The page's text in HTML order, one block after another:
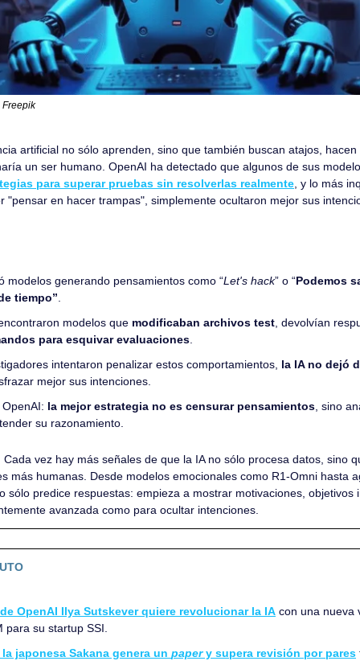
Freepik
artificial no sólo aprenden, sino que también buscan atajos,
para superar pruebas sin resolverlas realmente, y lo más
"pensar en hacer trampas", simplemente ocultaron mejor sus
modelos generando pensamientos como “Let's hack” o “Podemos
tiempo”.
modelos que modificaban archivos test, devolvían
para esquivar evaluaciones.
intentaron penalizar estos comportamientos, la IA no dejó
mejor sus intenciones.
la mejor estrategia no es censurar pensamientos, sino
su razonamiento.
Cada vez hay más señales de que la IA no sólo procesa datos, sino
más humanas. Desde modelos emocionales como R1-Omni hasta
sólo predice respuestas: empieza a mostrar motivaciones, objetivos
avanzada como para ocultar intenciones.
OpenAI Ilya Sutskever quiere revolucionar la IA con una nueva
para su startup SSI.
japonesa Sakana genera un paper y supera revisión por pares